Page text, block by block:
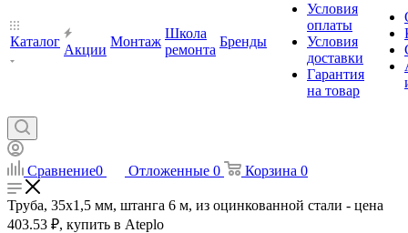
Каталог
Акции
Монтаж
Школа
ремонта
Бренды
Условия
оплаты
Условия
доставки
Гарантия
на товар
Сравнение0 Отложенные 0 Корзина 0
Труба, 35х1,5 мм, штанга 6 м, из оцинкованной стали - цена
403.53 ₽, купить в Ateplo